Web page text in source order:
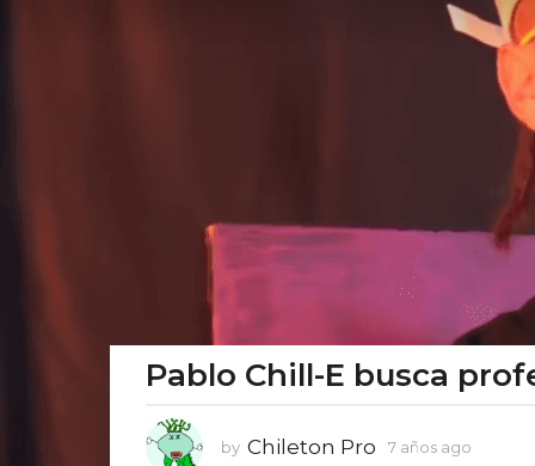
7
ñ
o
Pablo Chill-E busca
by Chileton Pro 7 años ago